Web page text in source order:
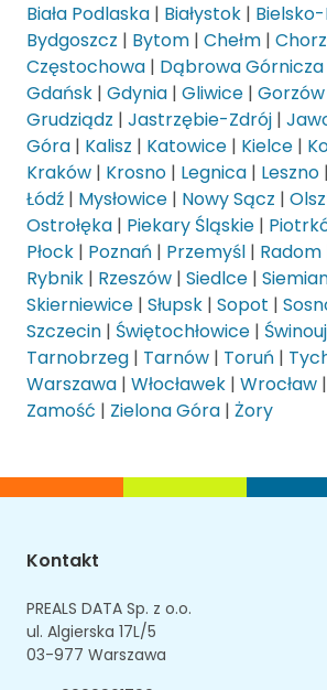
Biała Podlaska | Białystok | Bielsko-
Bydgoszcz | Bytom | Chełm |
Częstochowa | Dąbrowa Górnicza
Gdańsk | Gdynia | Gliwice |
Grudziądz | Jastrzębie-Zdrój |
Góra | Kalisz | Katowice | Kielce |
Kraków | Krosno | Legnica | Leszno |
Łódź | Mysłowice | Nowy Sącz |
Ostrołęka | Piekary Śląskie |
Płock | Poznań | Przemyśl | Radom
Rybnik | Rzeszów | Siedlce |
Skierniewice | Słupsk | Sopot |
Szczecin | Świętochłowice |
Tarnobrzeg | Tarnów | Toruń |
Warszawa | Włocławek | Wrocław |
Zamość | Zielona Góra | Żory
Kontakt
PREALS DATA Sp. z o.o.
ul. Algierska 17L/5
03-977 Warszawa